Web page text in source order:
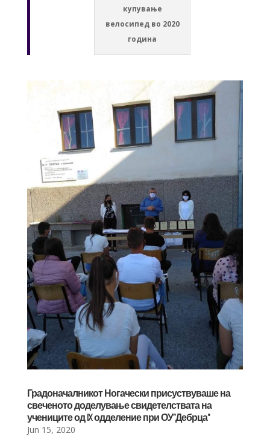
купување
велосипед во 2020
година
Градоначалникот Ногачески присуствуваше на
свеченото доделување свидетелствата на
учениците од IX одделение при ОУ”Дебрца”
Jun 15, 2020